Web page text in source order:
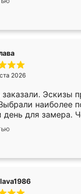
Владислав
моему эскизу
2026
Эскизы
наиболее
день для замера.
была уже готова.
Спасибо
работу!